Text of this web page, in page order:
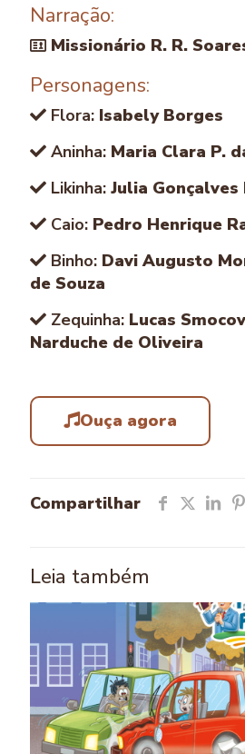
Narração:
Missionário R. R.
Personagens:
Flora: Isabely Borges
Aninha: Maria Clara P.
Likinha: Julia
Caio: Pedro Henrique
Binho: Davi Augusto
de Souza
Zequinha: Lucas
Narduche de Oliveira
Ouça agora
Compartilhar
Leia também